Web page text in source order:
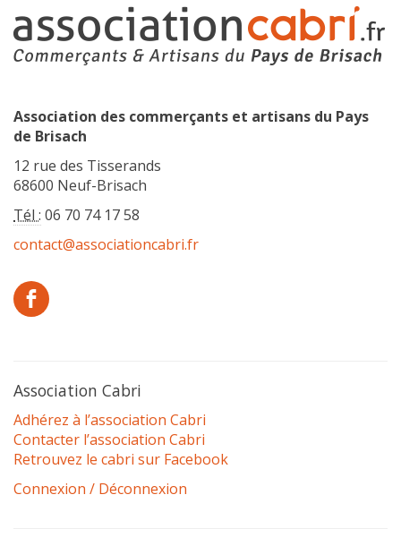
Association des commerçants et artisans du Pays
de Brisach
12 rue des Tisserands
68600 Neuf-Brisach
Tél : 06 70 74 17 58
contact@associationcabri.fr
Association Cabri
Adhérez à l’association Cabri
Contacter l’association Cabri
Retrouvez le cabri sur Facebook
Connexion / Déconnexion